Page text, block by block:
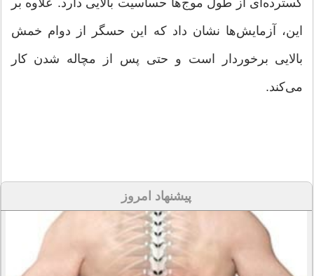
گسترده‌ای از طول موج‌ها حساسیت بالایی دارد. علاوه بر
این، آزمایش‌ها نشان داد که این حسگر از دوام خمش
بالایی برخوردار است و حتی پس از مچاله شدن کار
می‌کند.
پیشنهاد امروز